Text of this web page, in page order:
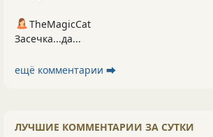
TheMagicCat
Засечка...да...
ещё комментарии ⮕
ЛУЧШИЕ КОММЕНТАРИИ ЗА СУТКИ